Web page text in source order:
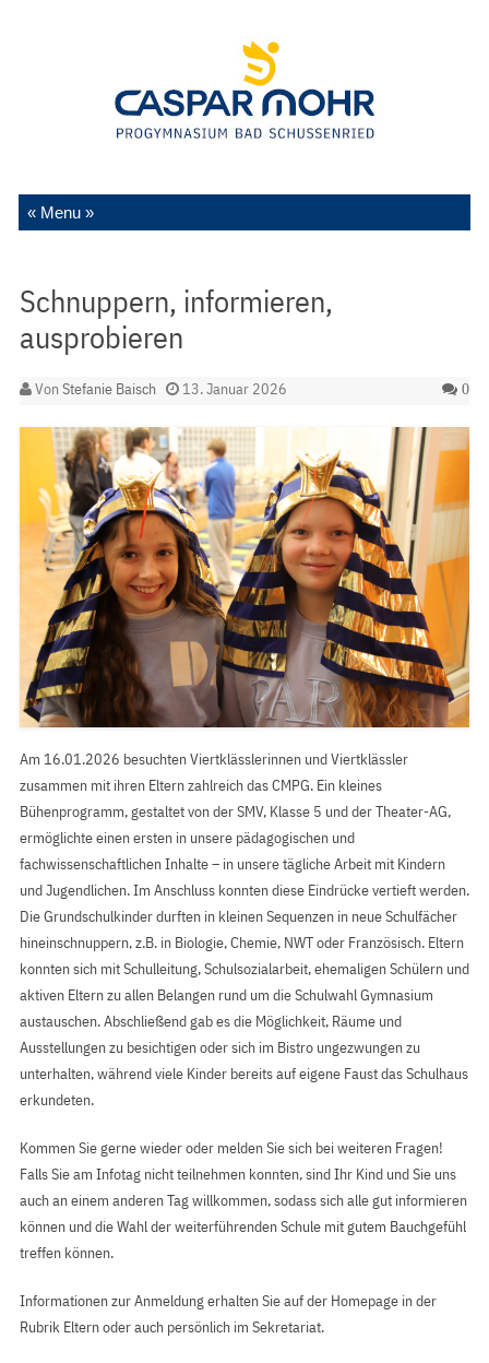
Zum Inhalt springen
Schnuppern, informieren,
ausprobieren
VonStefanie Baisch 13. Januar 2026 0
Am 16.01.2026 besuchten Viertklässlerinnen und Viertklässler
zusammen mit ihren Eltern zahlreich das CMPG. Ein kleines
Bühenprogramm, gestaltet von der SMV, Klasse 5 und der Theater-AG,
ermöglichte einen ersten in unsere pädagogischen und
fachwissenschaftlichen Inhalte – in unsere tägliche Arbeit mit Kindern
und Jugendlichen. Im Anschluss konnten diese Eindrücke vertieft werden.
Die Grundschulkinder durften in kleinen Sequenzen in neue Schulfächer
hineinschnuppern, z.B. in Biologie, Chemie, NWT oder Französisch. Eltern
konnten sich mit Schulleitung, Schulsozialarbeit, ehemaligen Schülern und
aktiven Eltern zu allen Belangen rund um die Schulwahl Gymnasium
austauschen. Abschließend gab es die Möglichkeit, Räume und
Ausstellungen zu besichtigen oder sich im Bistro ungezwungen zu
unterhalten, während viele Kinder bereits auf eigene Faust das Schulhaus
erkundeten.
Kommen Sie gerne wieder oder melden Sie sich bei weiteren Fragen!
Falls Sie am Infotag nicht teilnehmen konnten, sind Ihr Kind und Sie uns
auch an einem anderen Tag willkommen, sodass sich alle gut informieren
können und die Wahl der weiterführenden Schule mit gutem Bauchgefühl
treffen können.
Informationen zur Anmeldung erhalten Sie auf der Homepage in der
Rubrik Eltern oder auch persönlich im Sekretariat.